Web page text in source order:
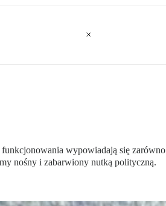
wypowiadają się
nośny i zabarwiony nutką polityczną.